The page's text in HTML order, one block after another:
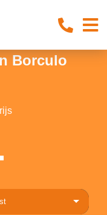
Borculo